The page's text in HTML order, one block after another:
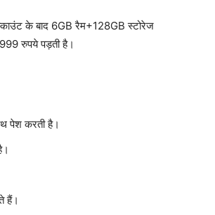
के बाद 6GB रैम+128GB स्टोरेज
रुपये पड़ती है।
पेश करती है।
हैं।